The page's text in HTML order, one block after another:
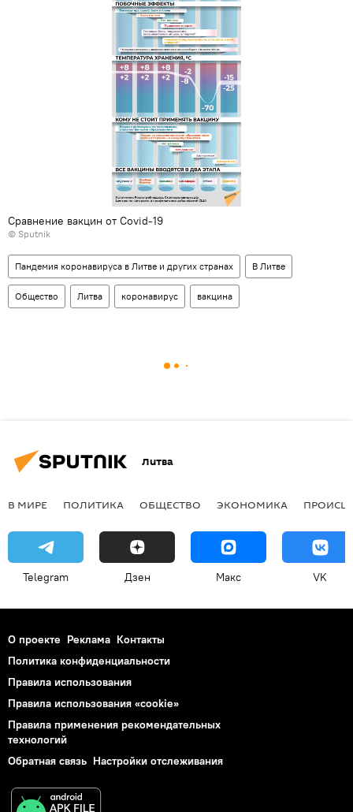
Сравнение вакцин от Covid-19
© Sputnik
Пандемия коронавируса в Литве и других странах В Литве
Общество Литва коронавирус вакцина
Литва
В МИРЕ ПОЛИТИКА ОБЩЕСТВО ЭКОНОМИКА
Telegram Дзен Макс VK
О проекте Реклама Контакты
Политика конфиденциальности
Правила использования
Правила использования «cookie»
Правила применения рекомендательных
технологий
Обратная связь Настройки отслеживания